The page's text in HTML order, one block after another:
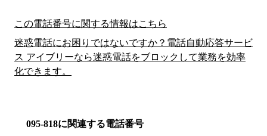
この電話番号に関する情報はこちら
迷惑電話にお困りではないですか？電話自動応答サービ
ス アイブリーなら迷惑電話をブロックして業務を効率
化できます。
095-818に関連する電話番号